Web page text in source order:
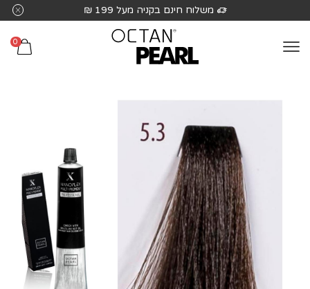
לֵב:
בְּאֲתָר
משלוח חינם בקניה מעל 199 ₪
0